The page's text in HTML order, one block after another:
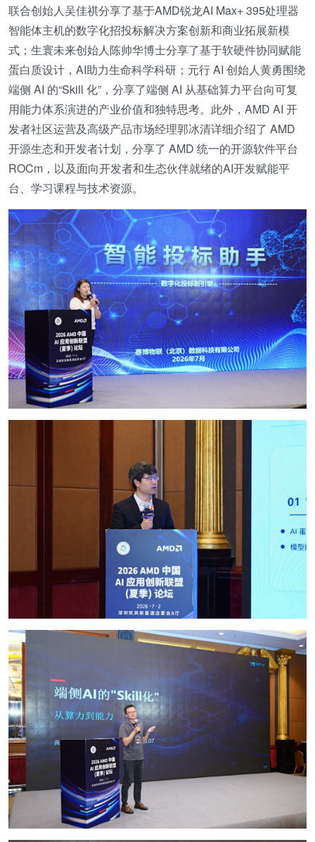
联合创始人吴佳祺分享了基于AMD锐龙AI Max+ 395处理器
智能体主机的数字化招投标解决方案创新和商业拓展新模
式；生寰未来创始人陈帅华博士分享了基于软硬件协同赋能
蛋白质设计，AI助力生命科学科研；元行 AI 创始人黄勇围绕
端侧 AI 的“Skill 化”，分享了端侧 AI 从基础算力平台向可复
用能力体系演进的产业价值和独特思考。此外，AMD AI 开
发者社区运营及高级产品市场经理郭冰清详细介绍了 AMD
开源生态和开发者计划，分享了 AMD 统一的开源软件平台
ROCm，以及面向开发者和生态伙伴就绪的AI开发赋能平
台、学习课程与技术资源。